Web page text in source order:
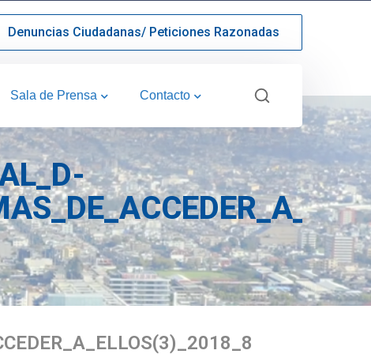
Denuncias Ciudadanas/ Peticiones Razonadas
Sala de Prensa Contacto